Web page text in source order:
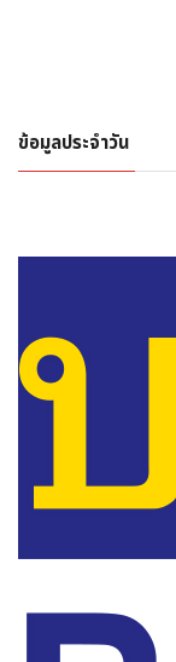
ข้อมูลประจำวัน